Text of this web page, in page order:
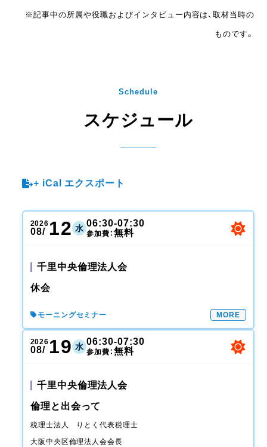
※記事中の所属や役職およびインタビュー内容は、取材当時の
ものです。
Schedule
スケジュール
+ iCal エクスポート
2026
08/ 12 水 06:30-07:30
参加費：無料
千里中央倫理法人会
休会
モーニングセミナー MORE
2026
08/ 19 水 06:30-07:30
参加費：無料
千里中央倫理法人会
倫理と出会って
税理士法人 りとく代表税理士
大阪中央区倫理法人会会長